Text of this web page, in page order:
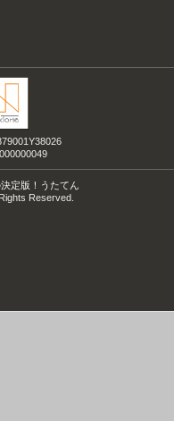
定版！うたてん
Reserved.